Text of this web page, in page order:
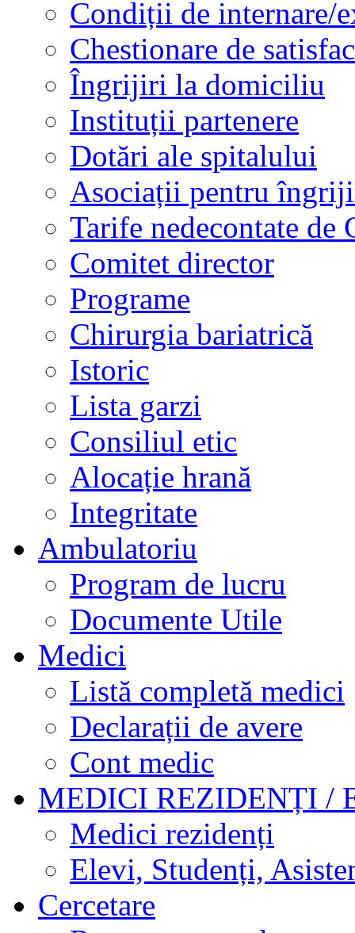
Condiții de internare/
Chestionare de
Îngrijiri la domiciliu
Instituții partenere
Dotări ale spitalului
Asociații pentru
Tarife nedecontate de
Comitet director
Programe
Chirurgia bariatrică
Istoric
Lista garzi
Consiliul etic
Alocație hrană
Integritate
Ambulatoriu
Program de lucru
Documente Utile
Medici
Listă completă medici
Declarații de avere
Cont medic
MEDICI REZIDENȚI /
Medici rezidenți
Elevi, Studenți,
Cercetare